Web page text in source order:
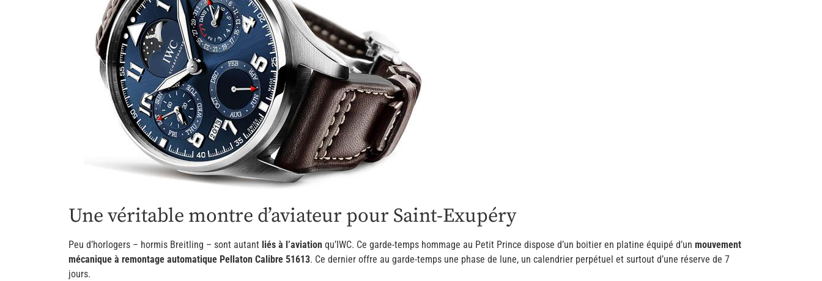
Une véritable montre d’aviateur pour Saint-Exupéry
Peu d’horlogers – hormis Breitling – sont autant liés à l’aviation qu’IWC. Ce garde-temps hommage au Petit Prince dispose d’un boitier en platine équipé d’un mouvement
mécanique à remontage automatique Pellaton Calibre 51613. Ce dernier offre au garde-temps une phase de lune, un calendrier perpétuel et surtout d’une réserve de 7
jours.